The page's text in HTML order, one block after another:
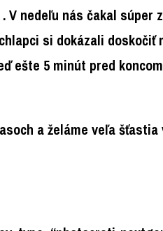
nedeľu nás čakal
si dokázali
ešte 5 minút pred
a želáme veľa